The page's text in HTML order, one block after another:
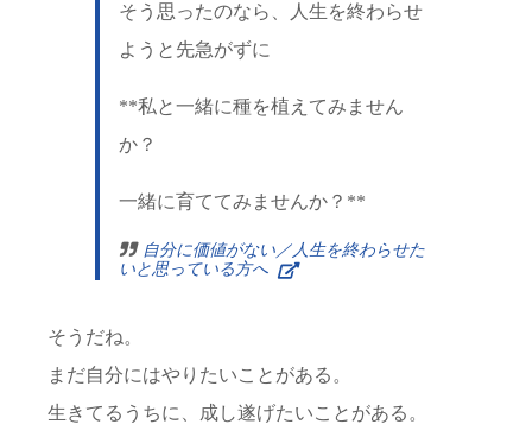
そう思ったのなら、人生を終わらせ
ようと先急がずに
**私と一緒に種を植えてみません
か？
一緒に育ててみませんか？**
自分に価値がない／人生を終わらせた
いと思っている方へ
そうだね。
まだ自分にはやりたいことがある。
生きてるうちに、成し遂げたいことがある。